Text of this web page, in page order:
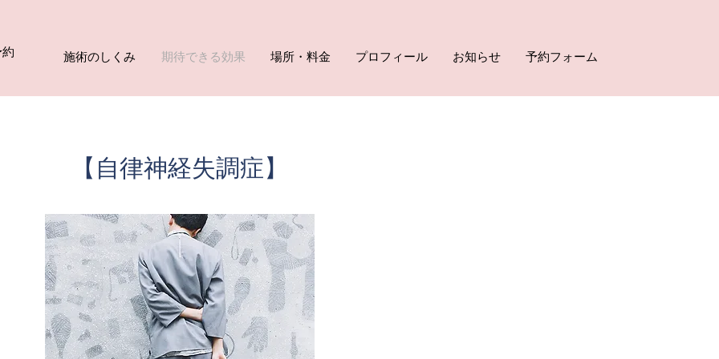
施術のしくみ 期待できる効果 場所・料金 プロフィール お知らせ 予約フォーム
【自律神経失調症】